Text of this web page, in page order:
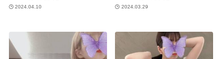
2024.04.10 2024.03.29